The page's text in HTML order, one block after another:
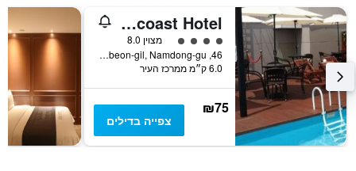
ציר
Y
המציג
את
מחיר
הממוצע
של
חדר
Goldcoast Hotel
4 דירוג מחלקת נוסעים
מצוין 8.0
46, Nonhyeon-ro 26beon-gil, Namdong-gu, אינצ'ון, דרום קוריאה
6.0 ק״מ ממרכז העיר
₪75
צפייה בדילים